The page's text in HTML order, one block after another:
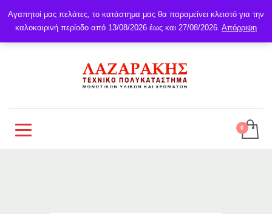
Αγαπητοί μας πελάτες, το κατάστημα μας θα παραμείνει κλειστό για την
καλοκαιρινή περίοδο από 13/08/2026 έως και 27/08/2026. Απόρριψη